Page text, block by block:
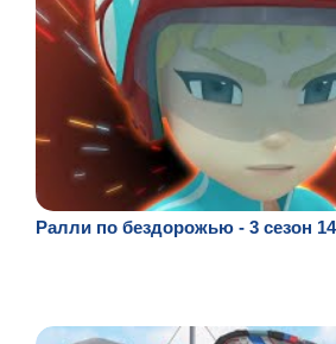
Ралли по бездорожью - 3 сезон